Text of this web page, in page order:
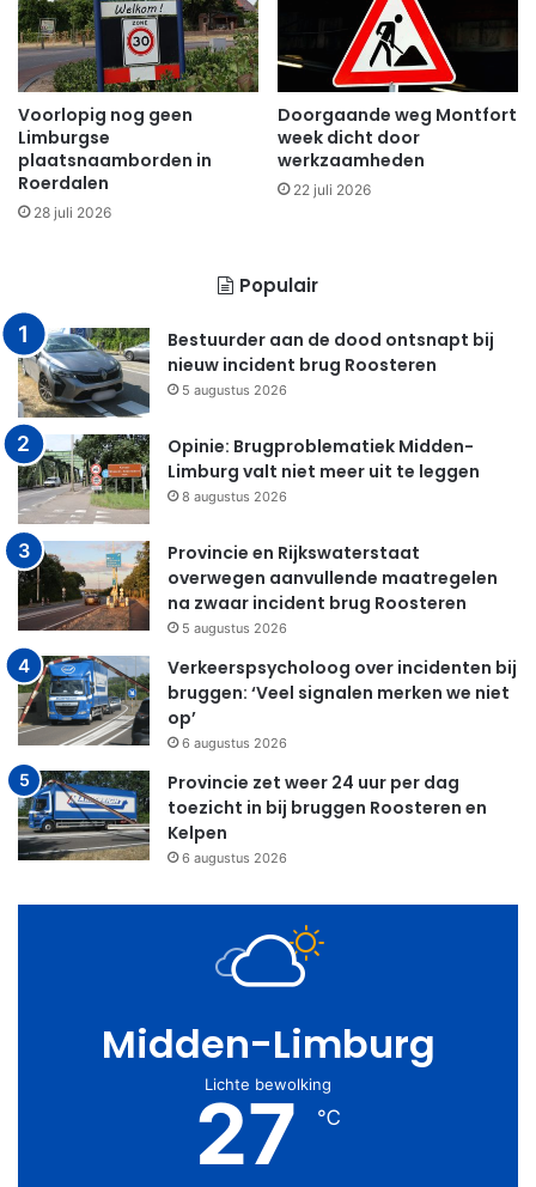
Voorlopig nog geen
Limburgse
plaatsnaamborden in
Roerdalen
28 juli 2026
Doorgaande weg Montfort
week dicht door
werkzaamheden
22 juli 2026
Populair
Bestuurder aan de dood ontsnapt bij
nieuw incident brug Roosteren
5 augustus 2026
Opinie: Brugproblematiek Midden-
Limburg valt niet meer uit te leggen
8 augustus 2026
Provincie en Rijkswaterstaat
overwegen aanvullende maatregelen
na zwaar incident brug Roosteren
5 augustus 2026
Verkeerspsycholoog over incidenten bij
bruggen: ‘Veel signalen merken we niet
op’
6 augustus 2026
Provincie zet weer 24 uur per dag
toezicht in bij bruggen Roosteren en
Kelpen
6 augustus 2026
Midden-Limburg
Lichte bewolking
27 ℃